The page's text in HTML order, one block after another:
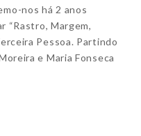
nos há 2 anos
“Rastro, Margem,
Pessoa. Partindo
e Maria Fonseca